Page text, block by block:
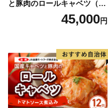
と豚肉のロールキャベツ（6P
45,000円